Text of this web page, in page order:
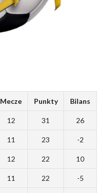
Mecze Punkty Bilans
12 31 26
11 23 -2
12 22 10
11 22 -5